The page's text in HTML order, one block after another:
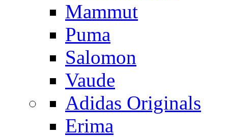
Mammut
Puma
Salomon
Vaude
Adidas Originals
Erima